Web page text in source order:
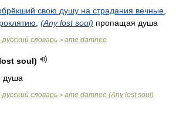
свою душу на страдания вечные
(Any lost soul) пропащая душа
словарь > ame damnee
soul)
душа
словарь > ame damnee (Any lost soul)